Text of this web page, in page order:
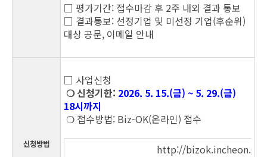
□ 평가기간: 접수마감 후 2주 내외 결과 통보
□ 결과통보: 선정기업 및 미선정 기업(후순위)
대상 공문, 이메일 안내
신청방법
□ 사업신청
❍ 신청기한: 2026. 5. 15.(금) ~ 5. 29.(금)
18시까지
❍ 접수방법: Biz-OK(온라인) 접수
http://